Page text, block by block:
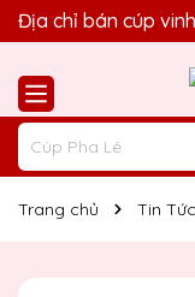
Quà Tặng Biểu
Địa chỉ bán cúp
Trang chủ Tin Tức